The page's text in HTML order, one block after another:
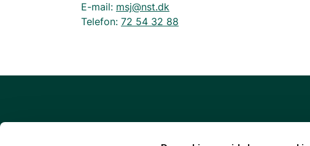
E-mail: msj@nst.dk
Telefon: 72 54 32 88